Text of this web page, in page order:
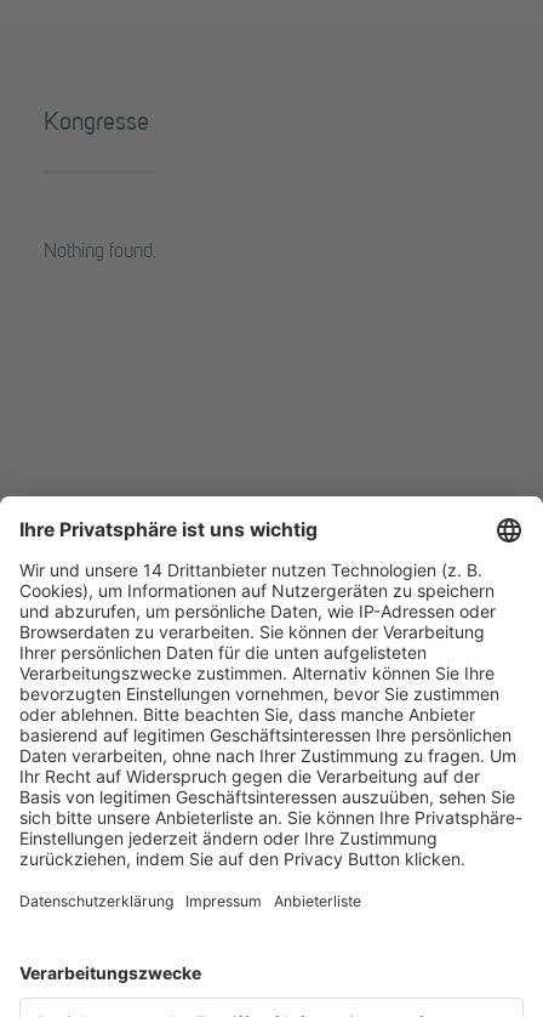
Kongresse
Nothing found.
Fachmedien Recht und Wirtschaft
Ein Fachbereich der
dfv Mediengruppe
Mainzer Landstr. 251
60326 Frankfurt am Main
E-Mail:info@ruw.de
Web:https://www.ruw.de
AGB